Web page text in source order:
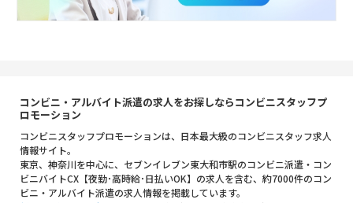
コンビニ・アルバイト派遣の求人をお探しならコンビニスタッフプ
ロモーション
コンビニスタッフプロモーションは、日本最大級のコンビニスタッフ求人
情報サイト。
東京、神奈川を中心に、セブンイレブン東大和市駅のコンビニ派遣・コン
ビニバイトCX【夜勤･高時給･日払いOK】の求人を含む、約7000件のコン
ビニ・アルバイト派遣の求人情報を掲載しています。